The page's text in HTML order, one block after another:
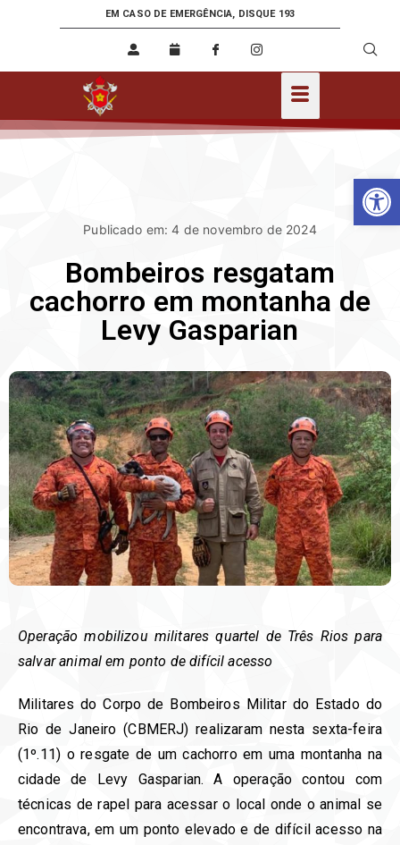
EM CASO DE EMERGÊNCIA, DISQUE 193
Publicado em: 4 de novembro de 2024
Bombeiros resgatam
cachorro em montanha de
Levy Gasparian
Operação mobilizou militares quartel de Três Rios para
salvar animal em ponto de difícil acesso
Militares do Corpo de Bombeiros Militar do Estado do
Rio de Janeiro (CBMERJ) realizaram nesta sexta-feira
(1º.11) o resgate de um cachorro em uma montanha na
cidade de Levy Gasparian. A operação contou com
técnicas de rapel para acessar o local onde o animal se
encontrava, em um ponto elevado e de difícil acesso na